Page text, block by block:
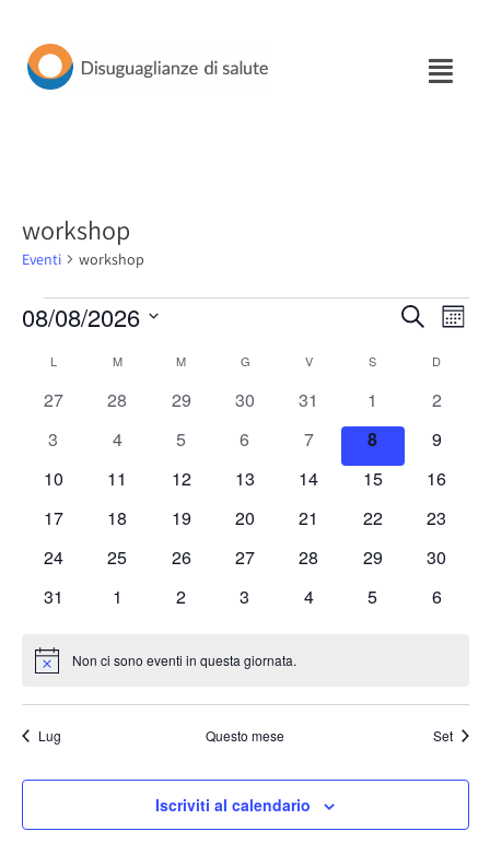
Vai
workshop
Eventi workshop
Eventi
Ricerca
viste
Cerca Mese
08/08/2026
data.
Calendario
di
Eventi
L M M G V S D
0
27
0
28
0
29
0
30
0
eventi
31
0
eventi
1
0
2
0
3
0
4
0
5
0
6
0
eventi
7
0
eventi
8
0
9
0
10
0
11
0
12
0
13
0
14
0
15
0
16
0
17
0
18
0
19
0
20
0
21
0
22
0
23
0
24
0
25
0
26
0
27
0
28
0
29
0
30
0
31
0
1
0
2
0
3
0
4
0
5
0
6
Notice Non ci sono eventi in questa giornata.
Lug Questo mese Set
Iscriviti al calendario